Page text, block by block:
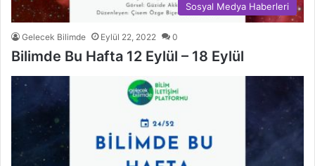
Sosyal Medya Haberleri
Gelecek Bilimde Eylül 22, 2022 0
Bilimde Bu Hafta 12 Eylül – 18 Eylül